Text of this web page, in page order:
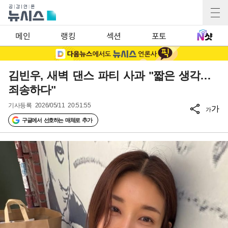
메인 랭킹 섹션 포토
김빈우, 새벽 댄스 파티 사과 "짧은 생각…
죄송하다"
기사등록 2026/05/11 20:51:55
구글에서 선호하는 매체로 추가
가가